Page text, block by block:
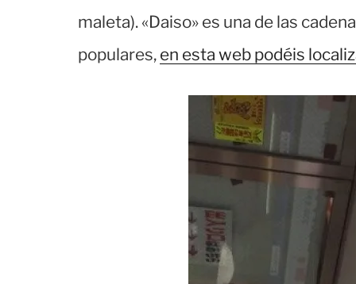
maleta). «Daiso» es una de las
populares, en esta web podéis